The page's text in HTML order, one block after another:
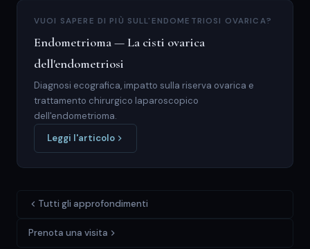
VUOI SAPERE DI PIÙ SULL'ENDOMETRIOSI OVARICA?
Endometrioma — La cisti ovarica
dell'endometriosi
Diagnosi ecografica, impatto sulla riserva ovarica e
trattamento chirurgico laparoscopico
dell'endometrioma.
Leggi l'articolo
Tutti gli approfondimenti
Prenota una visita